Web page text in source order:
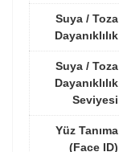
Suya / Toza
Dayanıklılık
Suya / Toza
Dayanıklılık
Seviyesi
Yüz Tanıma
(Face ID)